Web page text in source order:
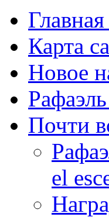
Карта
Новое
Почти
el